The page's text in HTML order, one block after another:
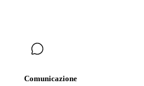
Comunicazione